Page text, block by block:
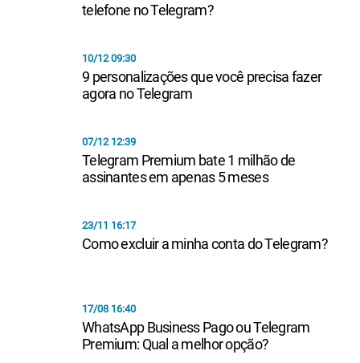
telefone no Telegram?
10/12 09:30
9 personalizações que você precisa fazer
agora no Telegram
07/12 12:39
Telegram Premium bate 1 milhão de
assinantes em apenas 5 meses
23/11 16:17
Como excluir a minha conta do Telegram?
17/08 16:40
WhatsApp Business Pago ou Telegram
Premium: Qual a melhor opção?